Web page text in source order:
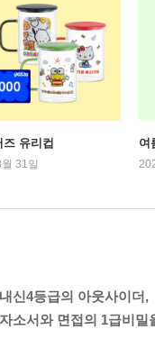
유리컵
31일
여
신4등급의 아웃사이더,
소서와 면접의 1급비밀